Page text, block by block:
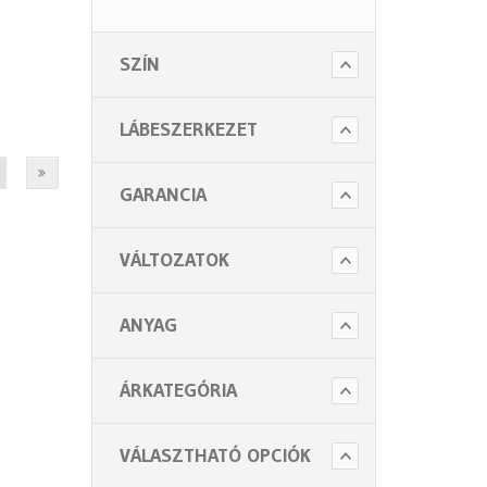
Higiénia (14 alkategória)
Kiegészítők (5 alkategória)
SZÍN
LÁBESZERKEZET
GARANCIA
VÁLTOZATOK
ANYAG
ÁRKATEGÓRIA
VÁLASZTHATÓ OPCIÓK